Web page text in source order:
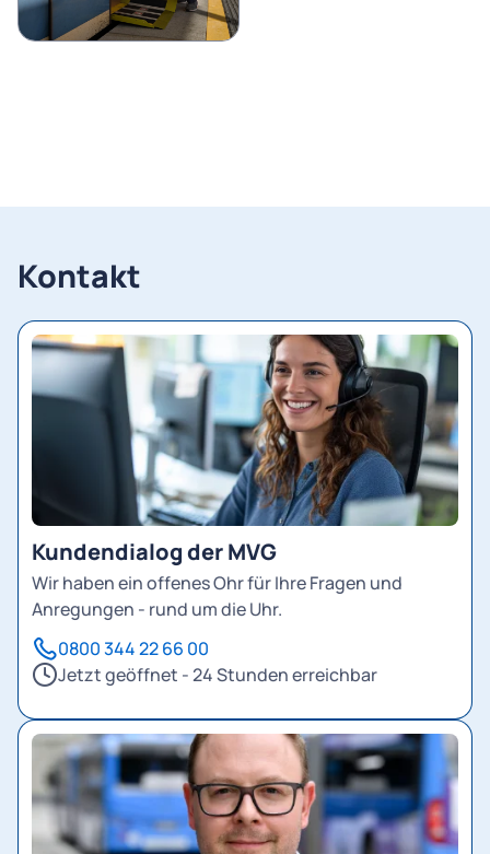
Kontakt
Kundendialog der MVG
Wir haben ein offenes Ohr für Ihre Fragen und
Anregungen - rund um die Uhr.
0800 344 22 66 00
Jetzt geöffnet - 24 Stunden erreichbar